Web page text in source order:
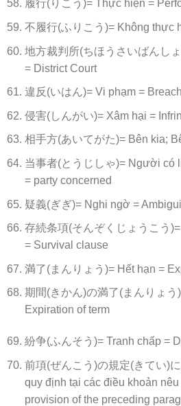
履行(りこう)= Thực hiện =
不履行(ふりこう)= Không thực
地方裁判所(ちほうさいばんし
= District Court
違反(いはん)= Vi phạm =
侵害(しんがい)= Xâm hại =
相手方(あいてがた)= Bên kia;
当事者(とうじしゃ)= Người có
= party concerned
疑義(ぎぎ)= Nghi ngờ =
存続条項(そんぞくじょうこう
= Survival clause
満了(まんりょう)= Hết hạn =
期間(きかん)の満了(まんりょ
Expiration of term
紛争(ふんそう)= Tranh chấp =
前項(ぜんこう)の規定(きてい)
quy định tại các điều khoản
provision of the preceding